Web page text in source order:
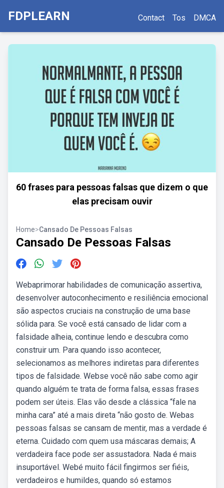
FDPLEARN Contact Tos DMCA
60 frases para pessoas falsas que dizem o que
elas precisam ouvir
Home>Cansado De Pessoas Falsas
Cansado De Pessoas Falsas
Webaprimorar habilidades de comunicação assertiva,
desenvolver autoconhecimento e resiliência emocional
são aspectos cruciais na construção de uma base
sólida para. Se você está cansado de lidar com a
falsidade alheia, continue lendo e descubra como
construir um. Para quando isso acontecer,
selecionamos as melhores indiretas para diferentes
tipos de falsidade. Webse você não sabe como agir
quando alguém te trata de forma falsa, essas frases
podem ser úteis. Elas vão desde a clássica “fale na
minha cara” até a mais direta “não gosto de. Webas
pessoas falsas se cansam de mentir, mas a verdade é
eterna. Cuidado com quem usa máscaras demais; A
verdadeira face pode ser assustadora. Nada é mais
insuportável. Webé muito fácil fingirmos ser fiéis,
verdadeiros e humildes, quando só estamos